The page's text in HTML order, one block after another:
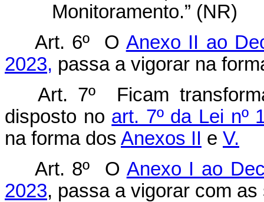
Monitoramento.” (NR)
Art. 6º O Anexo II ao
2023, passa a vigorar na
Art. 7º Ficam
disposto no art. 7º da Lei nº
na forma dos Anexos II e V.
Art. 8º O Anexo I ao
2023, passa a vigorar com